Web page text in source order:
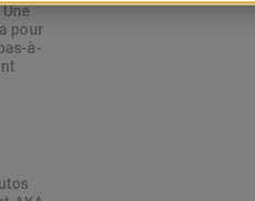
Une
pour
à-